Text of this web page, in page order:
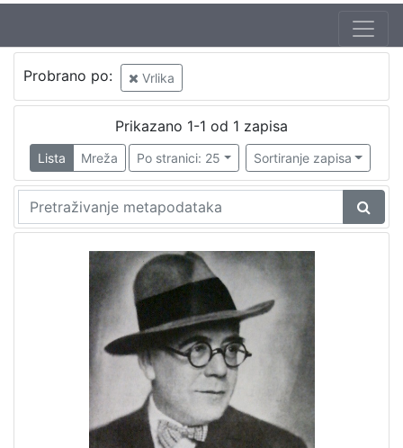
Probrano po: Vrlika
Prikazano 1-1 od 1 zapisa
Lista Mreža Po stranici: 25 Sortiranje zapisa